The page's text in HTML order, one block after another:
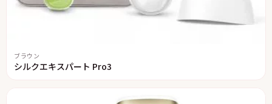
ブラウン
シルクエキスパート Pro3